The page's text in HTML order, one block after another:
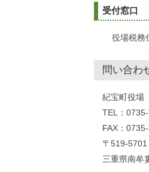
受付窓口
役場税務
問い合わ
紀宝町役
TEL：
FAX：
〒519-5701
三重県南牟